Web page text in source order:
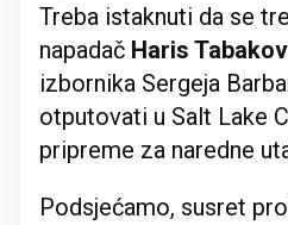
Treba istaknuti da se
napadač Haris
izbornika Sergeja
otputovati u Salt Lake
pripreme za naredne
Podsjećamo, susret